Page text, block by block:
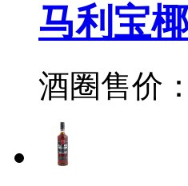
马利宝
酒圈售价：